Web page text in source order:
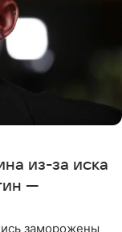
из-за иска
—
заморожены